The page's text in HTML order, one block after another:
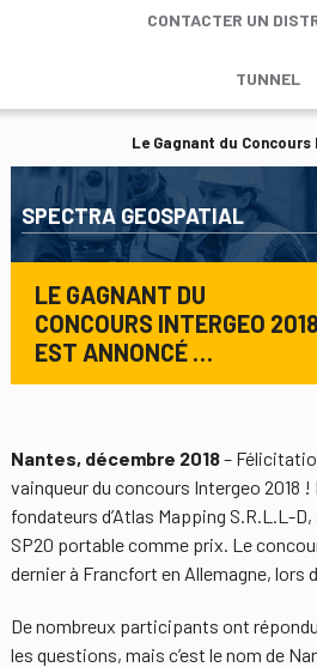
CONTACTER UN
TUNNEL
Le Gagnant du
LE GAGNANT DU
CONCOURS INTERGEO 2018
EST ANNONCÉ …
SPECTRA GEOSPATIAL
Nantes, décembre 2018–
vainqueur du concours Intergeo 2018 !
fondateurs d’Atlas Mapping S.R.L.L-
SP20 portable comme prix. Le
dernier à Francfort en Allemagne, lors
De nombreux participants ont
les questions, mais c’est le nom de